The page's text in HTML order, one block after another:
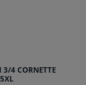
3/4 CORNETTE